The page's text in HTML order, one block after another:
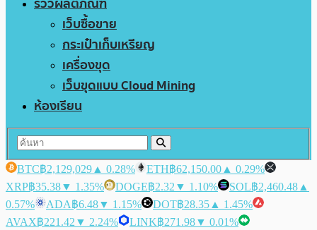
เว็บซื้อขาย
กระเป๋าเก็บเหรียญ
เครื่องขุด
เว็บขุดแบบ Cloud Mining
ห้องเรียน
BTC฿2,129,029 ▲ 0.28% ETH฿62,150.00 ▲ 0.29%
XRP฿35.38▼ 1.35% DOGE฿2.32 ▼ 1.10% SOL฿2,460.48 ▲
0.57%
ADA฿6.48▼ 1.15% DOT฿28.35 ▲ 1.45%
AVAX฿221.42 ▼ 2.24% LINK฿271.98▼ 0.01%